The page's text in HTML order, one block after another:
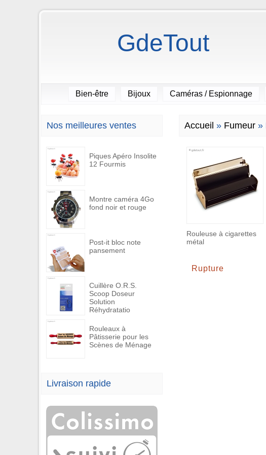
GdeTout
Bien-être Bijoux Caméras / Espionnage
Nos meilleures ventes
Piques Apéro Insolite
12 Fourmis
Montre caméra 4Go
fond noir et rouge
Post-it bloc note
pansement
Cuillère O.R.S.
Scoop Doseur
Solution
Réhydratatio
Rouleaux à
Pâtisserie pour les
Scènes de Ménage
Livraison rapide
Accueil » Fumeur »
Rouleuse à cigarettes
métal
Rupture